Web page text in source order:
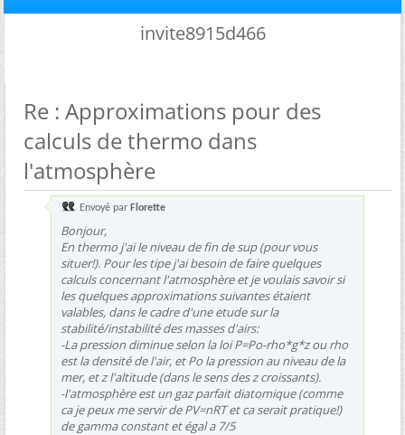
invite8915d466
Re : Approximations pour des
calculs de thermo dans
l'atmosphère
Envoyé par Florette
Bonjour,
En thermo j'ai le niveau de fin de sup (pour vous
situer!). Pour les tipe j'ai besoin de faire quelques
calculs concernant l'atmosphère et je voulais savoir si
les quelques approximations suivantes étaient
valables, dans le cadre d'une etude sur la
stabilité/instabilité des masses d'airs:
-La pression diminue selon la loi P=Po-rho*g*z ou rho
est la densité de l'air, et Po la pression au niveau de la
mer, et z l'altitude (dans le sens des z croissants).
-l'atmosphère est un gaz parfait diatomique (comme
ca je peux me servir de PV=nRT et ca serait pratique!)
de gamma constant et égal a 7/5